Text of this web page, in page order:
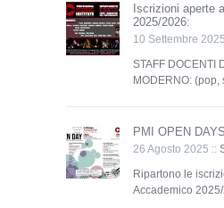
Iscrizioni aperte
2025/2026:
10 Settembre
STAFF DOCENTI
MODERNO: (pop,
PMI OPEN
26 Agosto 2025 ::
Ripartono le
Accademico 2025/